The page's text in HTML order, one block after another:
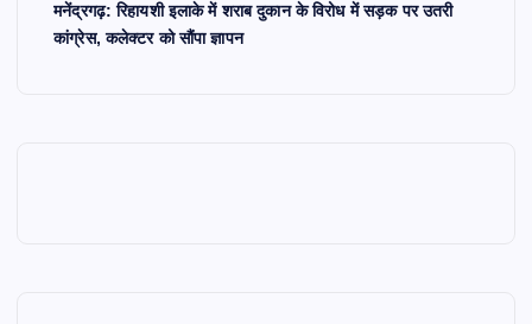
मनेंद्रगढ़: रिहायशी इलाके में शराब दुकान के विरोध में सड़क पर उतरी
कांग्रेस, कलेक्टर को सौंपा ज्ञापन